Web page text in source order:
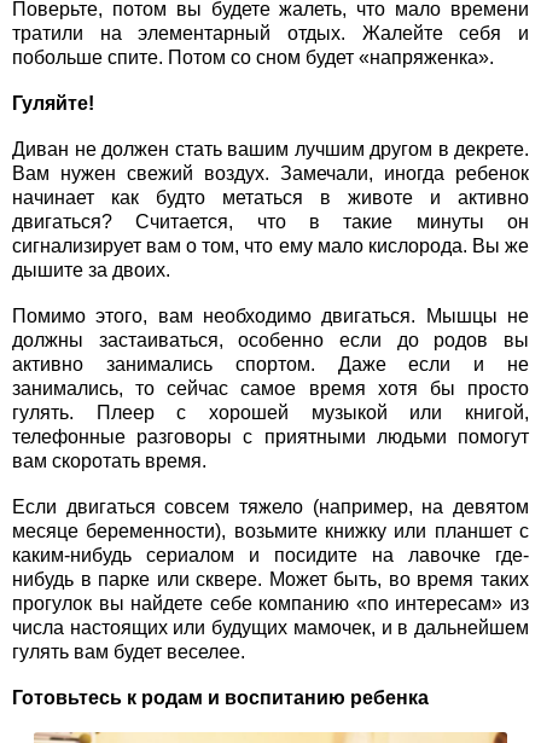
Поверьте, потом вы будете жалеть, что мало времени
тратили на элементарный отдых. Жалейте себя и
побольше спите. Потом со сном будет «напряженка».
Гуляйте!
Диван не должен стать вашим лучшим другом в декрете.
Вам нужен свежий воздух. Замечали, иногда ребенок
начинает как будто метаться в животе и активно
двигаться? Считается, что в такие минуты он
сигнализирует вам о том, что ему мало кислорода. Вы же
дышите за двоих.
Помимо этого, вам необходимо двигаться. Мышцы не
должны застаиваться, особенно если до родов вы
активно занимались спортом. Даже если и не
занимались, то сейчас самое время хотя бы просто
гулять. Плеер с хорошей музыкой или книгой,
телефонные разговоры с приятными людьми помогут
вам скоротать время.
Если двигаться совсем тяжело (например, на девятом
месяце беременности), возьмите книжку или планшет с
каким-нибудь сериалом и посидите на лавочке где-
нибудь в парке или сквере. Может быть, во время таких
прогулок вы найдете себе компанию «по интересам» из
числа настоящих или будущих мамочек, и в дальнейшем
гулять вам будет веселее.
Готовьтесь к родам и воспитанию ребенка